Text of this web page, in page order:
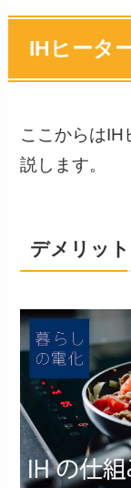
IHヒータ
ここからはIH
説します。
デメリッ